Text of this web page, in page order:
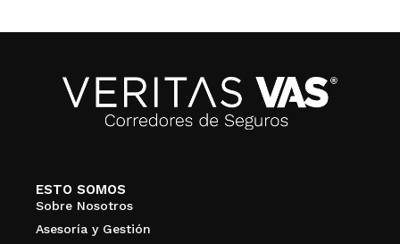
ESTO SOMOS
Sobre Nosotros
Asesoría y Gestión